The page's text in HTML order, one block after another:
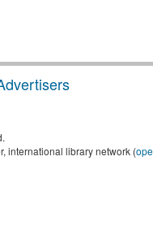
international library network (